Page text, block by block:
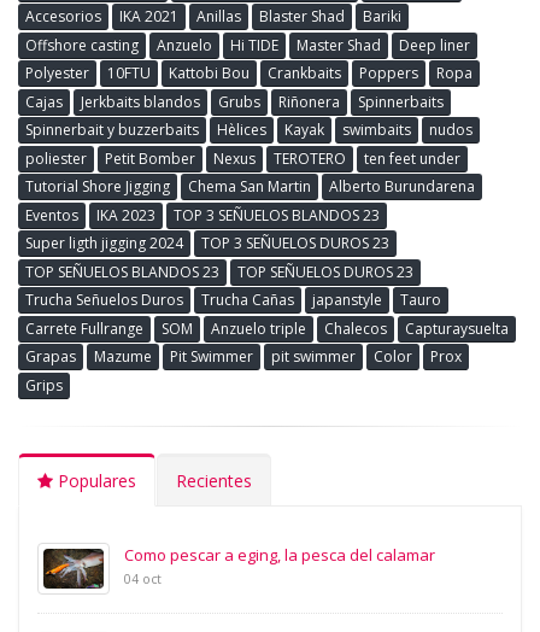
Accesorios
IKA 2021 Anillas Blaster Shad
Bariki
Offshore casting
Anzuelo Hi TIDE Master Shad
Deep liner
Polyester
10FTU Kattobi Bou Crankbaits Poppers
Ropa
Cajas
Jerkbaits blandos Grubs Riñonera
Spinnerbaits
Spinnerbait y buzzerbaits
Hèlices Kayak swimbaits
nudos
poliester
Petit Bomber Nexus TEROTERO
ten feet under
Tutorial Shore Jigging
Chema San Martin
Alberto Burundarena
Eventos
IKA 2023
TOP 3 SEÑUELOS BLANDOS 23
Super ligth jigging 2024
TOP 3 SEÑUELOS DUROS 23
TOP SEÑUELOS BLANDOS 23
TOP SEÑUELOS DUROS 23
Trucha Señuelos Duros
Trucha Cañas japanstyle
Tauro
Carrete Fullrange
SOM Anzuelo triple Chalecos
Capturaysuelta
Grapas
Mazume Pit Swimmer pit swimmer Color
Prox
Grips
Populares Recientes
Como pescar a eging, la pesca del calamar
04 oct